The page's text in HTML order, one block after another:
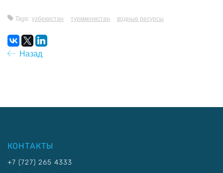
Tags: узбекистан туркменистан водные ресурсы
Назад
КОНТАКТЫ
+7 (727) 265 4333